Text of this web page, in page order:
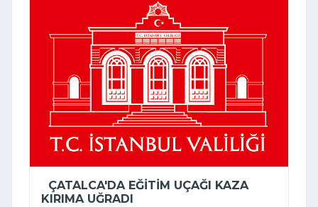
ÇATALCA'DA EĞITIM UÇAĞI KAZA
KIRIMA UĞRADI